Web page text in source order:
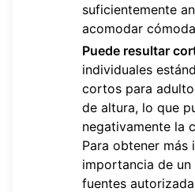
suficientemente
acomodar
Puede resultar
individuales
cortos para
de altura, lo que
negativamente la
Para obtener más
importancia de
fuentes